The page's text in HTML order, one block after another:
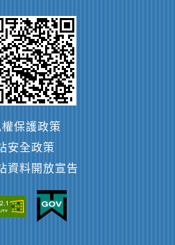
權保護政策
安全政策
資料開放宣告